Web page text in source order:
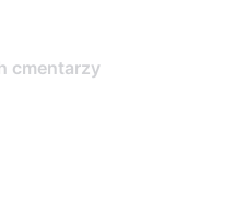
cmentarzy